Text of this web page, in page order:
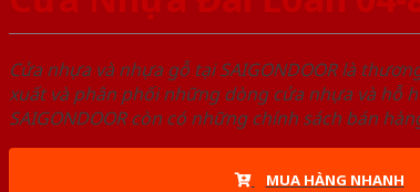
Cửa nhựa và nhựa gỗ tại SAIGONDOOR là
xuất và phân phối những dòng cửa nhựa và hỗ
SAIGONDOOR còn có những chính sách bán
MUA HÀNG NHANH